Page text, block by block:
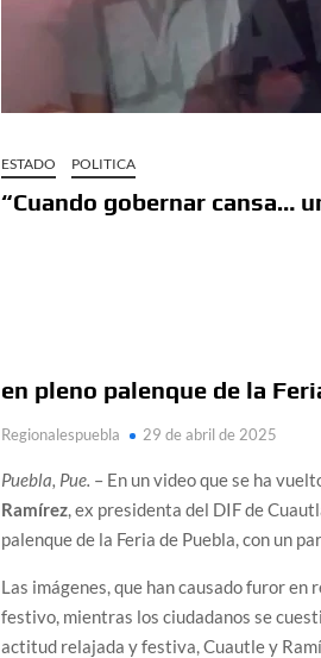
ESTADO POLITICA
“Cuando gobernar cansa…
en pleno palenque de la
Regionalespuebla 29 de abril de 2025
Puebla, Pue. – En un video que se ha
Ramírez, ex presidenta del DIF de
palenque de la Feria de Puebla, con un
Las imágenes, que han causado furor
festivo, mientras los ciudadanos se
actitud relajada y festiva, Cuautle y